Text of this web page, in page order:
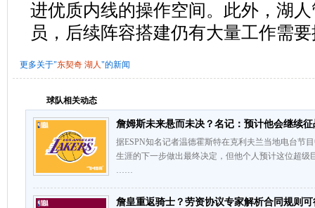
进优质内线的操作空间。此外，湖
员，后续阵容搭建仍有大量工作需
更多关于"东契奇 湖人"的新闻
球队相关动态
詹姆斯未来悬而未决？名记：预计他会继续征
据ESPN知名记者温德霍斯特在克利夫兰当地电台节
生涯的下一步做出最终决定，但他个人预计这位超
……
詹皇重返骑士？劳资协议专家解析合同规则可